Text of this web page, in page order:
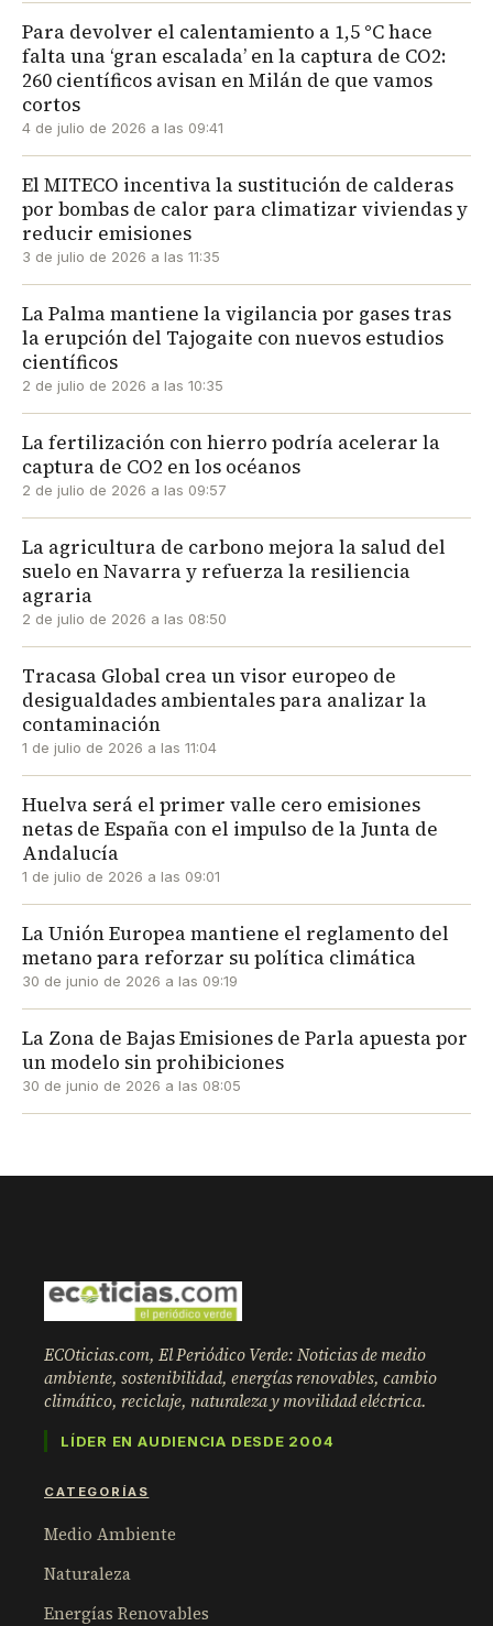
Para devolver el calentamiento a 1,5 °C hace
falta una ‘gran escalada’ en la captura de CO2:
260 científicos avisan en Milán de que vamos
cortos
4 de julio de 2026 a las 09:41
El MITECO incentiva la sustitución de calderas
por bombas de calor para climatizar viviendas y
reducir emisiones
3 de julio de 2026 a las 11:35
La Palma mantiene la vigilancia por gases tras
la erupción del Tajogaite con nuevos estudios
científicos
2 de julio de 2026 a las 10:35
La fertilización con hierro podría acelerar la
captura de CO2 en los océanos
2 de julio de 2026 a las 09:57
La agricultura de carbono mejora la salud del
suelo en Navarra y refuerza la resiliencia
agraria
2 de julio de 2026 a las 08:50
Tracasa Global crea un visor europeo de
desigualdades ambientales para analizar la
contaminación
1 de julio de 2026 a las 11:04
Huelva será el primer valle cero emisiones
netas de España con el impulso de la Junta de
Andalucía
1 de julio de 2026 a las 09:01
La Unión Europea mantiene el reglamento del
metano para reforzar su política climática
30 de junio de 2026 a las 09:19
La Zona de Bajas Emisiones de Parla apuesta por
un modelo sin prohibiciones
30 de junio de 2026 a las 08:05
ECOticias.com, El Periódico Verde: Noticias de medio
ambiente, sostenibilidad, energías renovables, cambio
climático, reciclaje, naturaleza y movilidad eléctrica.
LÍDER EN AUDIENCIA DESDE 2004
CATEGORÍAS
Medio Ambiente
Naturaleza
Energías Renovables